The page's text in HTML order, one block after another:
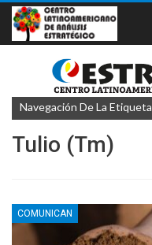
Navegación De La Etiqueta
Tulio (Tm)
COMUNICAN